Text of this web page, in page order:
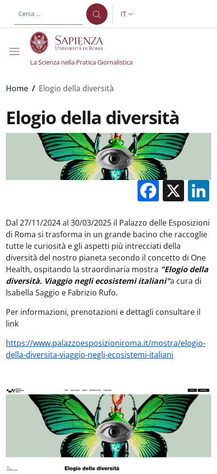
al contenuto principale
SELETTORE LINGUA:
IT
La Scienza nella Pratica Giornalistica
Briciole di pane
Home / Elogio della diversità
Elogio della diversità
X
Dal 27/11/2024 al 30/03/2025 il Palazzo delle Esposizioni
di Roma si trasforma in un grande bacino che raccoglie
tutte le curiosità e gli aspetti più intrecciati della
diversità del nostro pianeta secondo il concetto di One
Health, ospitando la straordinaria mostra "Elogio della
diversità. Viaggio negli ecosistemi italiani"a cura di
Isabella Saggio e Fabrizio Rufo.
Per informazioni, prenotazioni e dettagli consultare il
link
https://www.palazzoesposizioniroma.it/mostra/elogio-
della-diversita-viaggio-negli-ecosistemi-italiani